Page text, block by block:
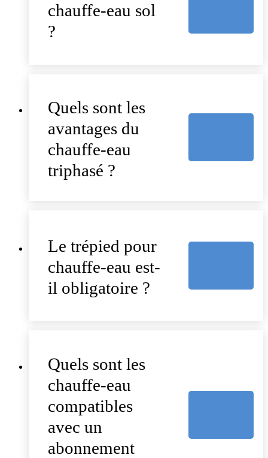
chauffe-eau sol
?
Quels sont les
avantages du
chauffe-eau
triphasé ?
Le trépied pour
chauffe-eau est-
il obligatoire ?
Quels sont les
chauffe-eau
compatibles
avec un
abonnement